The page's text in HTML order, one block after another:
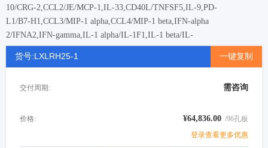
10/CRG-2,CCL2/JE/MCP-1,IL-33,CD40L/TNFSF5,IL-9,PD-
L1/B7-H1,CCL3/MIP-1 alpha,CCL4/MIP-1 beta,IFN-alpha
2/IFNA2,IFN-gamma,IL-1 alpha/IL-1F1,IL-1 beta/IL-
1F2,TNF-alpha
货号:LXLRH25-1 一键复制
交付周期: 需咨询
价格: ¥64,836.00 /96孔板
登录查看更多优惠